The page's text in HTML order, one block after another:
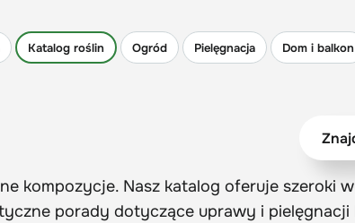
Katalog roślin Ogród Pielęgnacja Dom i balkon
kompozycje. Nasz katalog oferuje
porady dotyczące uprawy i